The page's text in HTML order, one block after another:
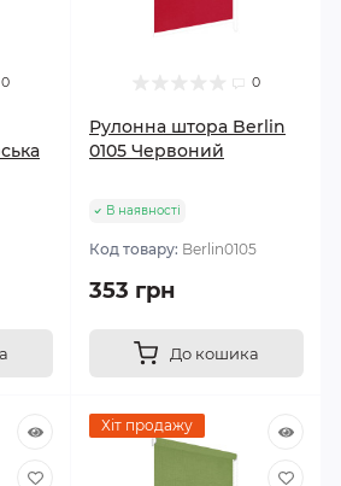
0 0
Рулонна штора Berlin
0105 Червоний
В наявності
Код товару: Berlin0105
353 грн
До кошика
Хіт продажу